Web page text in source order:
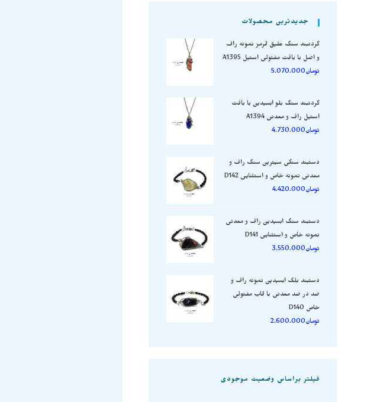
جدیدترین محصولات
گردنبند سنگ عقیق قرمز نمونه راف
و اصل با بافت مفتولی استیل A1395
تومان5.070.000
گردنبند سنگ بلو ابسیدین با بافت
استیل راف و معدنی A1394
تومان4.730.000
دستبند سنگی سیترین سنگ راف و
معدنی نمونه خاص و استثنایی D142
تومان4.420.000
دستبند سنگ ابسیدین راف و معدنی
نمونه خاص و استثنایی D141
تومان3.550.000
دستبند بلک ابسیدین نمونه راف و
صد در صد معدنی با قاب مفتولی
خاص D140
تومان2.600.000
فیلتر براساس وضعیت موجودی